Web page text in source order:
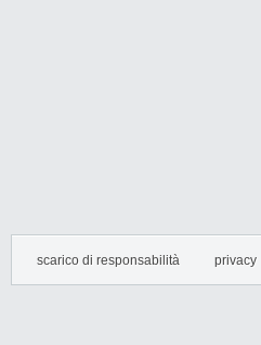
scarico di responsabilità privacy